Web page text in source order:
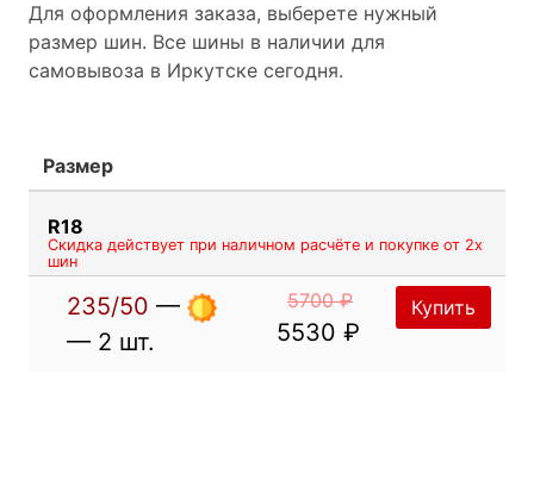
Для оформления заказа, выберете нужный
размер шин. Все шины в наличии для
самовывоза в Иркутске сегодня.
Размер
R18
Скидка действует при наличном расчёте и покупке от 2х
шин
235/50 —
— 2 шт.
5700 ₽
5530 ₽
Купить